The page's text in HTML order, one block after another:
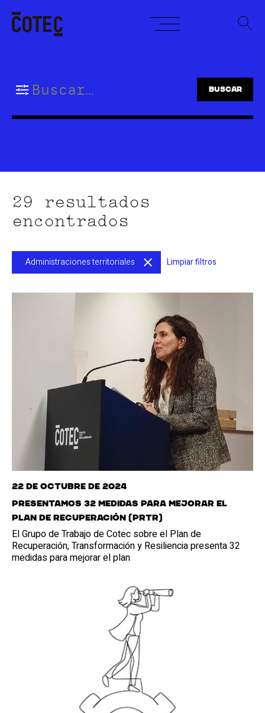
content
29 resultados
encontrados
Administraciones territoriales Limpiar filtros
22 de octubre de 2024
Presentamos 32 medidas para mejorar el
plan de recuperación (PRTR)
El Grupo de Trabajo de Cotec sobre el Plan de
Recuperación, Transformación y Resiliencia presenta 32
medidas para mejorar el plan